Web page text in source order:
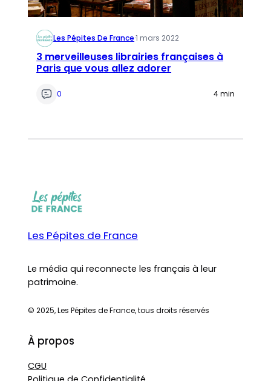
Les Pépites De France·1 mars 2022
3 merveilleuses librairies françaises à
Paris que vous allez adorer
0 4 min
Les Pépites de France
Le média qui reconnecte les français à leur
patrimoine.
© 2025, Les Pépites de France, tous droits réservés
À propos
CGU